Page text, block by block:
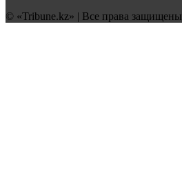
© «Tribune.kz» | Все права защищены